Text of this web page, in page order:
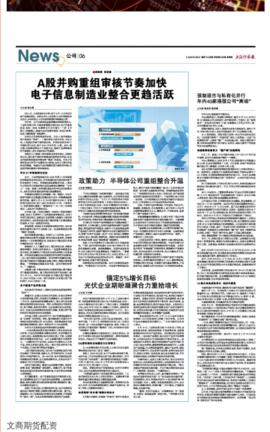
文商期货配资